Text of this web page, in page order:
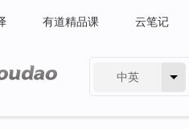
有道精品课 云笔记
中英